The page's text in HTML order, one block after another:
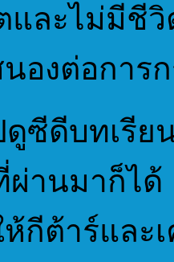
และไม่มีชี
นองต่อกา
ซีดีบทเรีย
านมาก็ได้
กีต้าร์และ